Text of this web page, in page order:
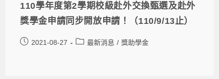
110學年度第2學期校級赴外交換甄選及赴外
獎學金申請同步開放申請！（110/9/13止）
2021-08-27 最新消息 / 獎助學金